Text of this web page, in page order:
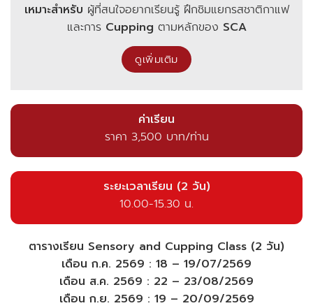
เหมาะสำหรับ ผู้ที่สนใจอยากเรียนรู้ ฝึกชิมแยกรสชาติกาแฟ
และการ Cupping ตามหลักของ SCA
ดูเพิ่มเติม
ค่าเรียน
ราคา 3,500 บาท/ท่าน
ระยะเวลาเรียน (2 วัน)
10.00-15.30 น.
ตารางเรียน Sensory and Cupping Class (2 วัน)
เดือน ก.ค. 2569 : 18 – 19/07/2569
เดือน ส.ค. 2569 : 22 – 23/08/2569
เดือน ก.ย. 2569 : 19 – 20/09/2569